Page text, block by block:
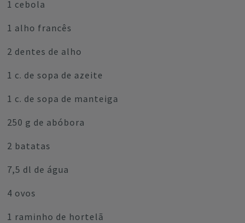
1 cebola
1 alho francês
2 dentes de alho
1 c. de sopa de azeite
1 c. de sopa de manteiga
250 g de abóbora
2 batatas
7,5 dl de água
4 ovos
1 raminho de hortelã